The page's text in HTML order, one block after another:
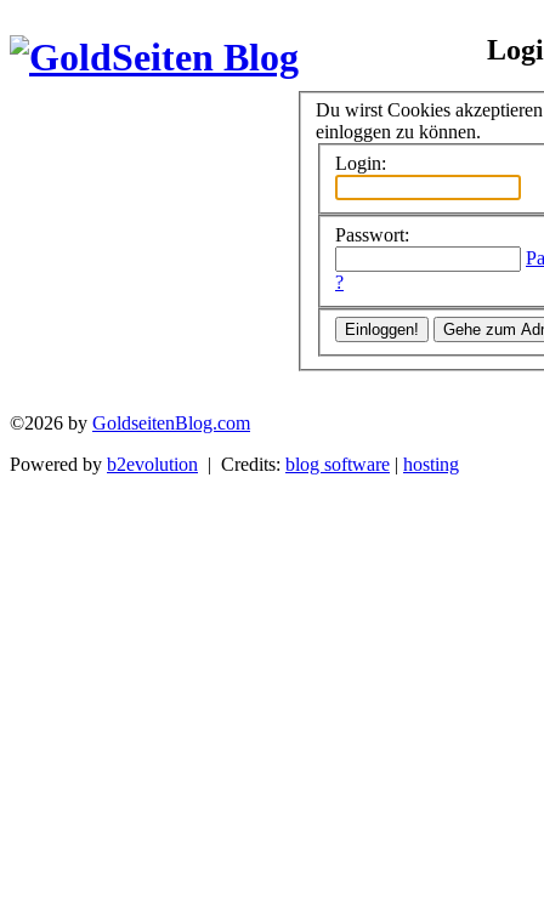
Du wirst Cookies
einloggen zu können.
Login:
Passwort:
?
©2026 by GoldseitenBlog.com
Powered by b2evolution | Credits: blog software | hosting